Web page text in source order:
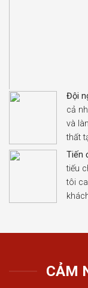
Đội
cả
và
thất
Tiến
tiếu
tôi
CẢM